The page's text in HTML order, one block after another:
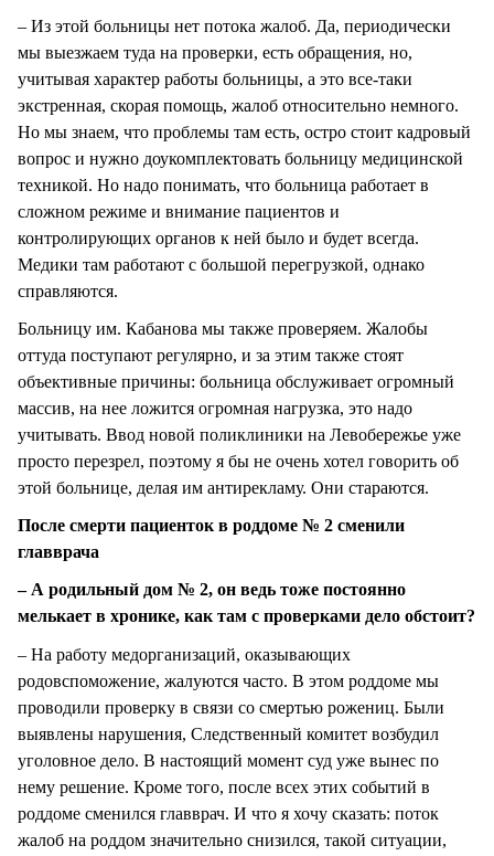
– Из этой больницы нет потока жалоб. Да, периодически
мы выезжаем туда на проверки, есть обращения, но,
учитывая характер работы больницы, а это все-таки
экстренная, скорая помощь, жалоб относительно немного.
Но мы знаем, что проблемы там есть, остро стоит кадровый
вопрос и нужно доукомплектовать больницу медицинской
техникой. Но надо понимать, что больница работает в
сложном режиме и внимание пациентов и
контролирующих органов к ней было и будет всегда.
Медики там работают с большой перегрузкой, однако
справляются.
Больницу им. Кабанова мы также проверяем. Жалобы
оттуда поступают регулярно, и за этим также стоят
объективные причины: больница обслуживает огромный
массив, на нее ложится огромная нагрузка, это надо
учитывать. Ввод новой поликлиники на Левобережье уже
просто перезрел, поэтому я бы не очень хотел говорить об
этой больнице, делая им антирекламу. Они стараются.
После смерти пациенток в роддоме № 2 сменили
главврача
– А родильный дом № 2, он ведь тоже постоянно
мелькает в хронике, как там с проверками дело обстоит?
– На работу медорганизаций, оказывающих
родовспоможение, жалуются часто. В этом роддоме мы
проводили проверку в связи со смертью рожениц. Были
выявлены нарушения, Следственный комитет возбудил
уголовное дело. В настоящий момент суд уже вынес по
нему решение. Кроме того, после всех этих событий в
роддоме сменился главврач. И что я хочу сказать: поток
жалоб на роддом значительно снизился, такой ситуации,